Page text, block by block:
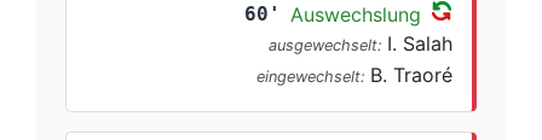
60' Auswechslung
ausgewechselt: I. Salah
eingewechselt: B. Traoré